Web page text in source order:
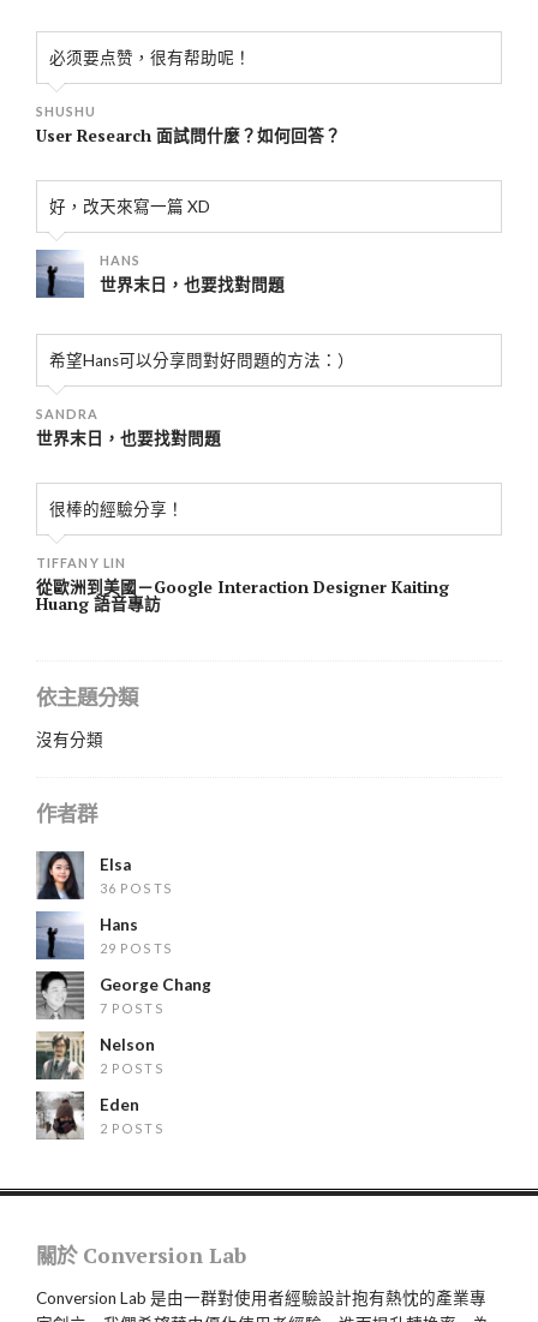
必须要点赞，很有帮助呢！
SHUSHU
User Research 面試問什麼？如何回答？
好，改天來寫一篇 XD
HANS
世界末日，也要找對問題
希望Hans可以分享問對好問題的方法：）
SANDRA
世界末日，也要找對問題
很棒的經驗分享！
TIFFANY LIN
從歐洲到美國－Google Interaction Designer Kaiting
Huang 語音專訪
依主題分類
沒有分類
作者群
Elsa
36 POSTS
Hans
29 POSTS
George Chang
7 POSTS
Nelson
2 POSTS
Eden
2 POSTS
關於 Conversion Lab
Conversion Lab 是由一群對使用者經驗設計抱有熱忱的產業專